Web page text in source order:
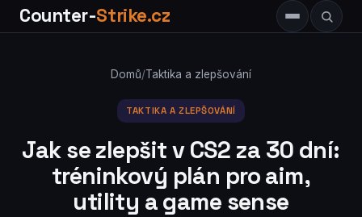
Counter-Strike.cz
Domů/Taktika a zlepšování
TAKTIKA A ZLEPŠOVÁNÍ
Jak se zlepšit v CS2 za 30 dní:
tréninkový plán pro aim,
utility a game sense